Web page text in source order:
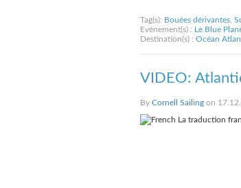
Tag(s): Bouées dérivantes,
Evénement(s) : Le Blue
Destination(s) : Océan
VIDEO:
By Cornell Sailingon
La traduction